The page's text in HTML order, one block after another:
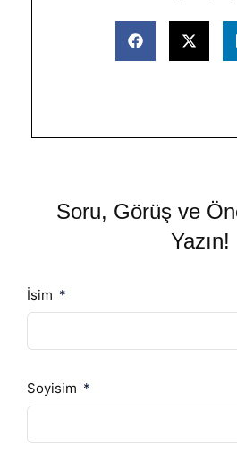
Soru, Görüş ve
Yazın!
İsim
Soyisim